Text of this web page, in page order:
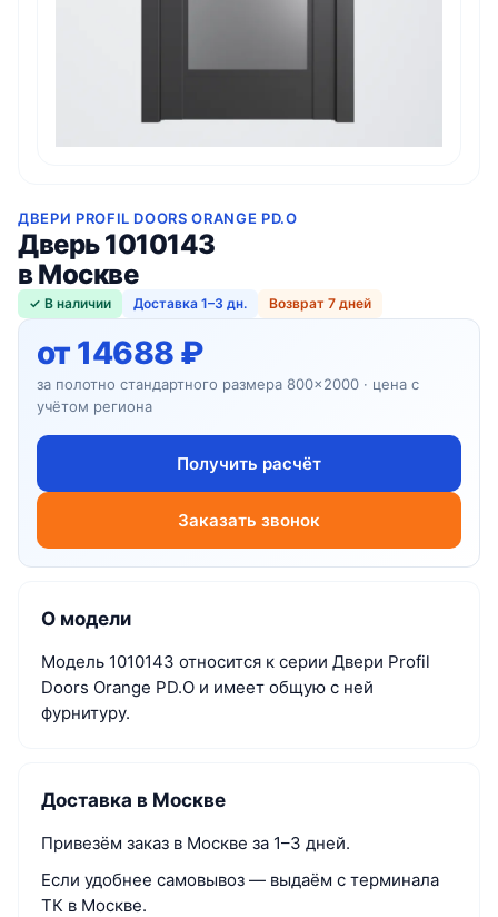
ДВЕРИ PROFIL DOORS ORANGE PD.O
Дверь 1010143
в Москве
✓ В наличии Доставка 1–3 дн. Возврат 7 дней
от 14688 ₽
за полотно стандартного размера 800×2000 · цена с
учётом региона
Получить расчёт
Заказать звонок
О модели
Модель 1010143 относится к серии Двери Profil
Doors Orange PD.O и имеет общую с ней
фурнитуру.
Доставка в Москве
Привезём заказ в Москве за 1–3 дней.
Если удобнее самовывоз — выдаём с терминала
ТК в Москве.